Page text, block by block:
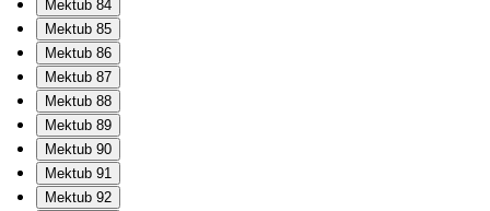
Mektub 84
Mektub 85
Mektub 86
Mektub 87
Mektub 88
Mektub 89
Mektub 90
Mektub 91
Mektub 92